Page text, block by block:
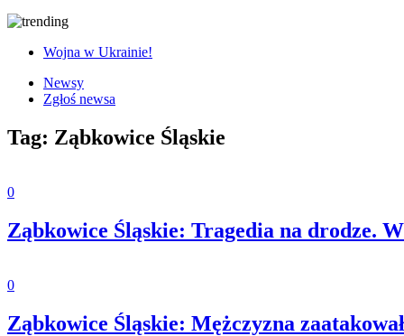
Wojna w Ukrainie!
Newsy
Zgłoś newsa
Tag: Ząbkowice Śląskie
0
Ząbkowice Śląskie: Tragedia na drodze.
0
Ząbkowice Śląskie: Mężczyzna